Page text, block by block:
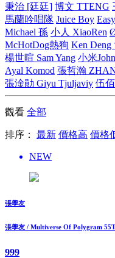
秉治 [廷廷] 博文 TTENG
馬蘭吟唱隊 Juice Boy
Michael 孫 小人 XiaoRen
McHotDog熱狗 Ken Deng
楊世暄 Sam Yang 小米
Ayal Komod 張哲瀚
張淦勛 Giyu Tjuljaviy 伍
觀看 全部
排序： 最新 價格高 價格
NEW
張學友
張學友 / Multiverse Of Polygram
999